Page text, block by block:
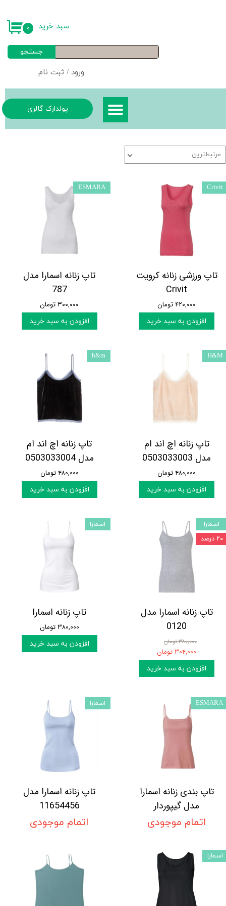
ورود / ثبت نام
خروج از حساب کاربری
جستجو
۰ سبد خرید
پولدارک گالری
مرتبط‌ترین
تاپ ورزشی زنانه کرویت
Crivit
۴۲۰,۰۰۰ تومان
افزودن به سبد خرید
Crivit
تاپ زنانه اسمارا مدل
787
۳۰۰,۰۰۰ تومان
افزودن به سبد خرید
ESMARA
تاپ زنانه اچ اند ام
مدل 0503033003
۴۸۰,۰۰۰ تومان
افزودن به سبد خرید
H&M
تاپ زنانه اچ اند ام
مدل 0503033004
۴۸۰,۰۰۰ تومان
افزودن به سبد خرید
h&m
تاپ زنانه اسمارا مدل
0120
۳۸۰,۰۰۰ تومان
۳۰۴,۰۰۰ تومان
افزودن به سبد خرید
اسمارا
۲۰ درصد
تاپ زنانه اسمارا
۳۸۰,۰۰۰ تومان
افزودن به سبد خرید
اسمارا
تاپ بندی زنانه اسمارا
مدل گیپوردار
اتمام موجودی
ESMARA
تاپ زنانه اسمارا مدل
11654456
اتمام موجودی
اسمارا
اسمارا